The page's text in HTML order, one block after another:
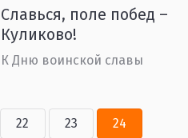
Славься, поле побед –
Куликово!
К Дню воинской славы
22 23 24